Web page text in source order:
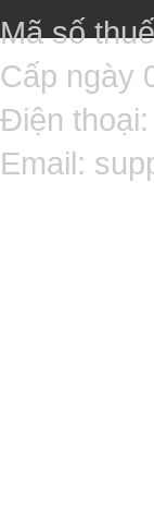
Mã số
Cấp ngày
Điện
Email: